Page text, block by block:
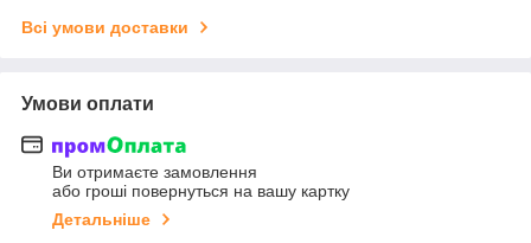
Всі умови доставки
Умови оплати
Ви отримаєте замовлення
або гроші повернуться на вашу картку
Детальніше